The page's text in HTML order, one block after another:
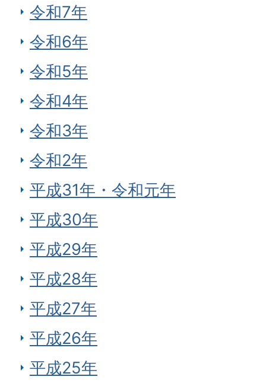
令和7年
令和6年
令和5年
令和4年
令和3年
令和2年
平成31年・令和元年
平成30年
平成29年
平成28年
平成27年
平成26年
平成25年